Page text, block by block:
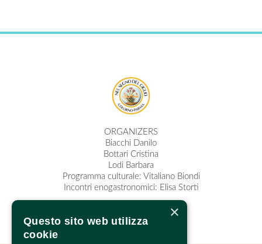
ORGANIZERS
Biacchi Danilo
Bottari Cristina
Lodi Barbara
Programma culturale: Vitaliano Biondi
Incontri enogastronomici: Elisa Storti
×
Questo sito web utilizza
cookie